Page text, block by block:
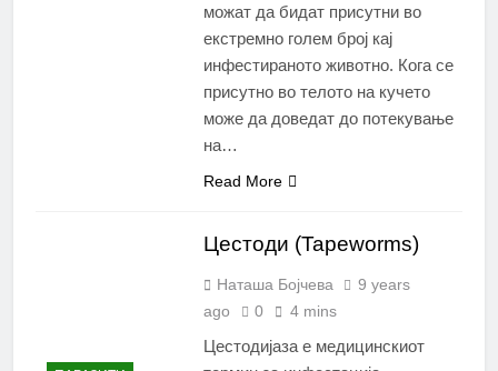
можат да бидат присутни во
екстремно голем број кај
инфестираното животно. Кога се
присутно во телото на кучето
може да доведат до потекување
на…
Read More
Цестоди (Tapeworms)
Наташа Бојчева
9 years
ago
0 4 mins
Цестодијаза е медицинскиот